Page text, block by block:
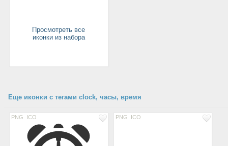
Просмотреть все
иконки из набора
Еще иконки с тегами clock, часы, время
PNG ICO PNG ICO